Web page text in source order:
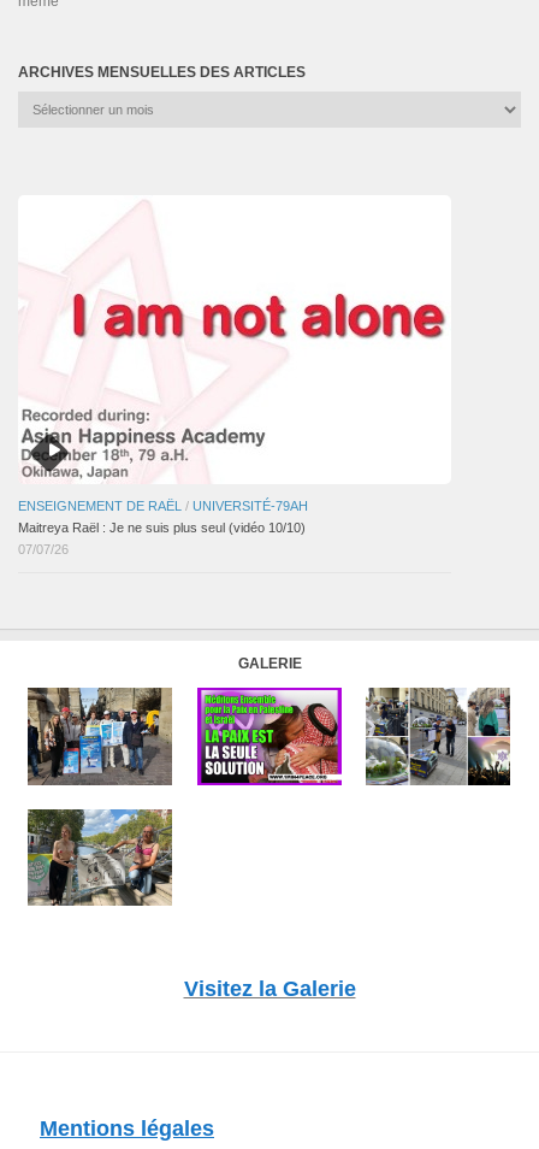
ARCHIVES MENSUELLES DES ARTICLES
Archives
ENSEIGNEMENT DE RAËL / UNIVERSITÉ-79AH
Maitreya Raël : Je ne suis plus seul (vidéo 10/10)
07/07/26
GALERIE
Visitez la Galerie
Mentions légales